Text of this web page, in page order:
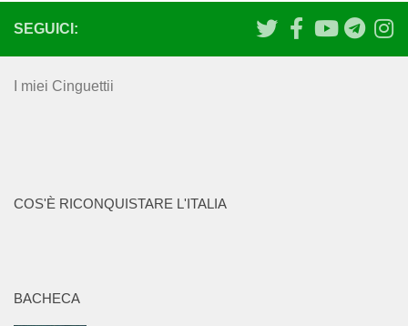
SEGUICI:
I miei Cinguettii
COS'È RICONQUISTARE L'ITALIA
BACHECA